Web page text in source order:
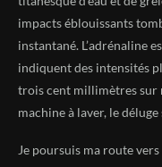
impacts éblouissants
instantané. L’adrénaline
indiquent des intensités
trois cent millimètres sur
machine à laver, le déluge
Je poursuis ma route